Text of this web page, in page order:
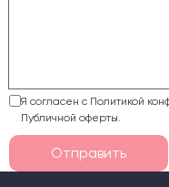
Я согласен с Политикой
Публичной оферты.
Отправить